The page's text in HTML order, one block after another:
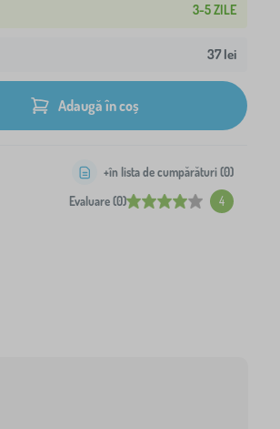
3-5 ZILE
37 lei
Adaugă în coș
Evaluare (0) 4
+în lista de cumpărături (0)